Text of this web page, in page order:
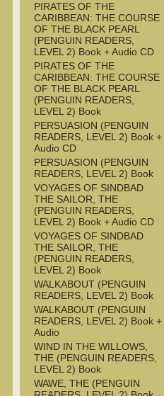
PIRATES OF THE
CARIBBEAN: THE COURSE
OF THE BLACK PEARL
(PENGUIN READERS,
LEVEL 2) Book + Audio CD
PIRATES OF THE
CARIBBEAN: THE COURSE
OF THE BLACK PEARL
(PENGUIN READERS,
LEVEL 2) Book
PERSUASION (PENGUIN
READERS, LEVEL 2) Book +
Audio CD
PERSUASION (PENGUIN
READERS, LEVEL 2) Book
VOYAGES OF SINDBAD
THE SAILOR, THE
(PENGUIN READERS,
LEVEL 2) Book + Audio CD
VOYAGES OF SINDBAD
THE SAILOR, THE
(PENGUIN READERS,
LEVEL 2) Book
WALKABOUT (PENGUIN
READERS, LEVEL 2) Book
WALKABOUT (PENGUIN
READERS, LEVEL 2) Book +
Audio
WIND IN THE WILLOWS,
THE (PENGUIN READERS,
LEVEL 2) Book
WAWE, THE (PENGUIN